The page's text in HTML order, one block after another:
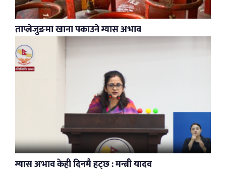
ताप्लेजुङमा खाना पकाउने ग्यास अभाव
ग्यास अभाव केही दिनमै हट्छ : मन्त्री यादव